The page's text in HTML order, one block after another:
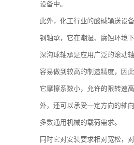
设备中。
此外，化工行业的酸碱输送设
钢轴承，它在潮湿、腐蚀环境
深沟球轴承是应用广泛的滚动
容易做到较高的制造精度，因
它摩擦系数小，允许的限转速
外，还可以承受一定方向的轴
多数通用机械的载荷需求。
同时它对安装要求相对宽松，